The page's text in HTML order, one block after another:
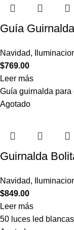
Guía
Navidad,
$769.00
Leer más
Guía guirnalda
Agotado
Guirnalda
Navidad,
$849.00
Leer más
50 luces led